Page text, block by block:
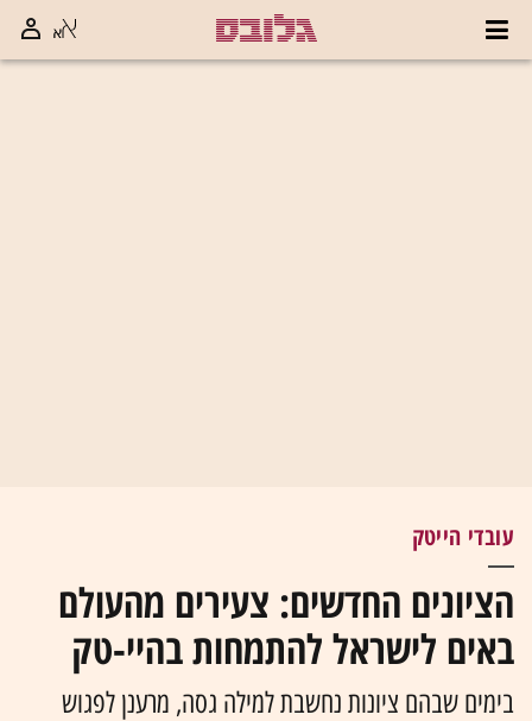
עובדי הייטק
הציונים החדשים: צעירים מהעולם
באים לישראל להתמחות בהיי-טק
בימים שבהם ציונות נחשבת למילה גסה, מרענן לפגוש